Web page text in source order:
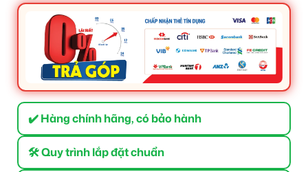
✔️ Hàng chính hãng, có bảo hành
🛠 Quy trình lắp đặt chuẩn